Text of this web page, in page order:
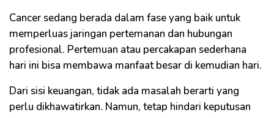
Cancer sedang berada dalam fase yang baik untuk
memperluas jaringan pertemanan dan hubungan
profesional. Pertemuan atau percakapan sederhana
hari ini bisa membawa manfaat besar di kemudian hari.
Dari sisi keuangan, tidak ada masalah berarti yang
perlu dikhawatirkan. Namun, tetap hindari keputusan